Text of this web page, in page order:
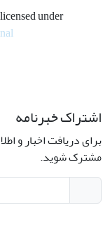
under
اشتراک خبرنامه
برای دریافت اخبار و
مشترک شوید.